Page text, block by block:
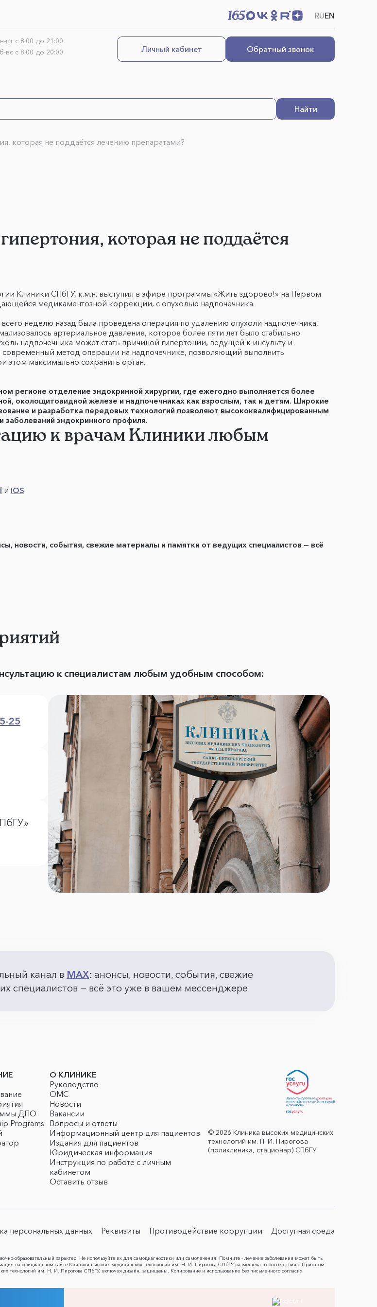
RUEN
пт с 8:00 до 21:00
вс с 8:00 до 20:00
Обратный звонок
Личный кабинет
Найти
которая не поддаётся лечению препаратами?
которая не поддаётся
Клиники СПбГУ, к.м.н. выступил в эфире программы «Жить здорово!» на Первом
медикаментозной коррекции, с опухолью надпочечника.
неделю назад была проведена операция по удалению опухоли надпочечника,
артериальное давление, которое более пяти лет было стабильно
надпочечника может стать причиной гипертонии, ведущей к инсульту и
современный метод операции на надпочечнике, позволяющий выполнить
этом максимально сохранить орган.
регионе отделение эндокринной хирургии, где ежегодно выполняется более
околощитовидной железе и надпочечниках как взрослым, так и детям. Широкие
и разработка передовых технологий позволяют высококвалифицированным
эндокринного профиля.
к врачам Клиники любым
и iOS
новости, события, свежие материалы и памятки от ведущих специалистов — всё
к специалистам любым удобным способом:
25
канал в MAX: анонсы, новости, события, свежие
специалистов — всё это уже в вашем мессенджере
ДПО
Programs
О КЛИНИКЕ
Руководство
ОМС
Новости
Вакансии
Вопросы и ответы
Информационный центр для пациентов
Издания для пациентов
Юридическая информация
Инструкция по работе с личным
кабинетом
Оставить отзыв
© 2026 Клиника высоких медицинских
технологий им. Н. И. Пирогова
(поликлиника, стационар) СПбГУ
персональных данных Реквизиты Противодействие коррупции Доступная среда
образовательный характер. Не используйте их для самодиагностики или самолечения. Помните - лечение заболевания может быть
на официальном сайте Клиники высоких медицинских технологий им. Н. И. Пирогова СПбГУ размещена в соответствии с Приказом
технологий им. Н. И. Пирогова СПбГУ, включая дизайн, защищены. Копирование и использование без письменного согласия